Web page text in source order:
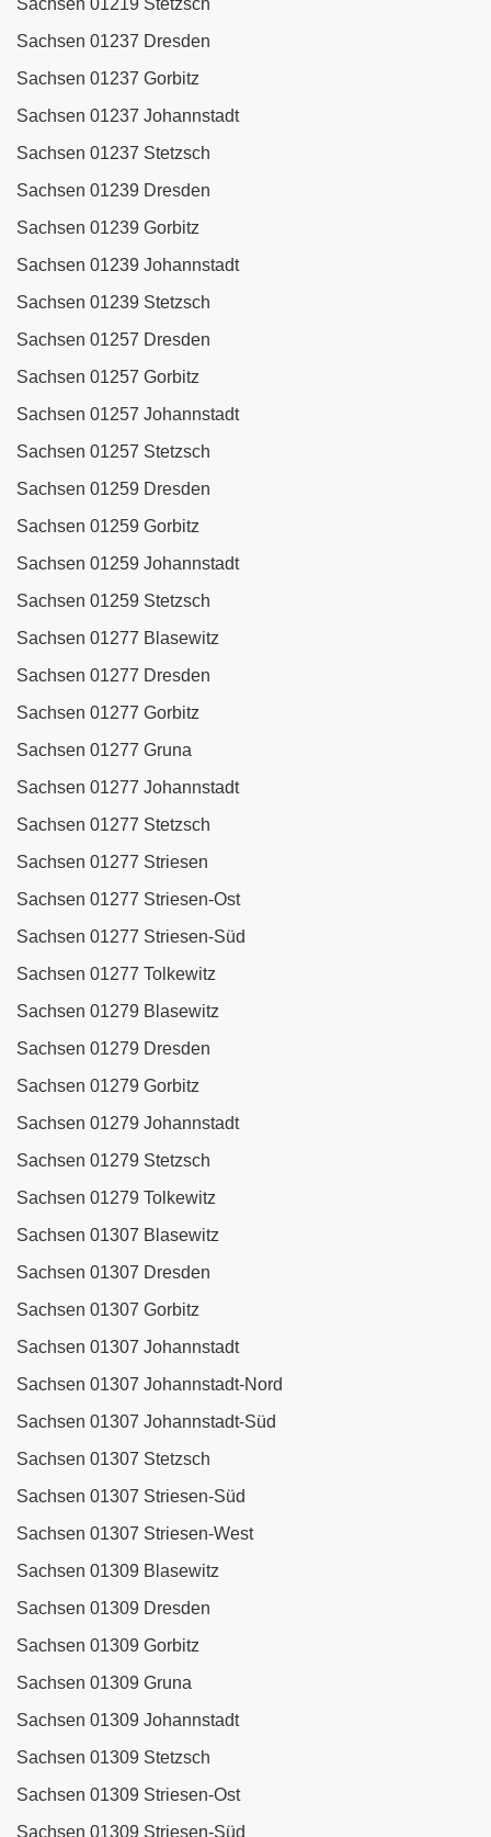
Sachsen 01219 Stetzsch
Sachsen 01237 Dresden
Sachsen 01237 Gorbitz
Sachsen 01237 Johannstadt
Sachsen 01237 Stetzsch
Sachsen 01239 Dresden
Sachsen 01239 Gorbitz
Sachsen 01239 Johannstadt
Sachsen 01239 Stetzsch
Sachsen 01257 Dresden
Sachsen 01257 Gorbitz
Sachsen 01257 Johannstadt
Sachsen 01257 Stetzsch
Sachsen 01259 Dresden
Sachsen 01259 Gorbitz
Sachsen 01259 Johannstadt
Sachsen 01259 Stetzsch
Sachsen 01277 Blasewitz
Sachsen 01277 Dresden
Sachsen 01277 Gorbitz
Sachsen 01277 Gruna
Sachsen 01277 Johannstadt
Sachsen 01277 Stetzsch
Sachsen 01277 Striesen
Sachsen 01277 Striesen-Ost
Sachsen 01277 Striesen-Süd
Sachsen 01277 Tolkewitz
Sachsen 01279 Blasewitz
Sachsen 01279 Dresden
Sachsen 01279 Gorbitz
Sachsen 01279 Johannstadt
Sachsen 01279 Stetzsch
Sachsen 01279 Tolkewitz
Sachsen 01307 Blasewitz
Sachsen 01307 Dresden
Sachsen 01307 Gorbitz
Sachsen 01307 Johannstadt
Sachsen 01307 Johannstadt-Nord
Sachsen 01307 Johannstadt-Süd
Sachsen 01307 Stetzsch
Sachsen 01307 Striesen-Süd
Sachsen 01307 Striesen-West
Sachsen 01309 Blasewitz
Sachsen 01309 Dresden
Sachsen 01309 Gorbitz
Sachsen 01309 Gruna
Sachsen 01309 Johannstadt
Sachsen 01309 Stetzsch
Sachsen 01309 Striesen-Ost
Sachsen 01309 Striesen-Süd